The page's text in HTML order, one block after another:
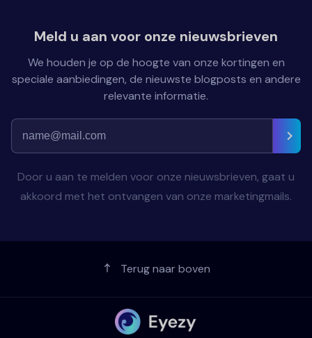
Meld u aan voor onze nieuwsbrieven
We houden je op de hoogte van onze kortingen en
speciale aanbiedingen, de nieuwste blogposts en andere
relevante informatie.
Door u aan te melden voor onze nieuwsbrieven, gaat u
akkoord met het ontvangen van onze marketingmails.
Terug naar boven